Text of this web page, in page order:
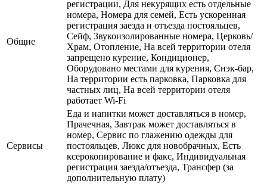
Общие
регистрации, Для некурящих есть отдельные
номера, Номера для семей, Есть ускоренная
регистрация заезда и отъезда постояльцев,
Сейф, Звукоизолированные номера, Церковь/
Храм, Отопление, На всей территории отеля
запрещено курение, Кондиционер,
Оборудовано местами для курения, Снэк-бар,
На территории есть парковка, Парковка для
частных лиц, На всей территории отеля
работает Wi-Fi
Сервисы
Еда и напитки может доставляться в номер,
Прачечная, Завтрак может доставляться в
номер, Сервис по глажению одежды для
постояльцев, Люкс для новобрачных, Есть
ксерокопирование и факс, Индивидуальная
регистрация заезда/отъезда, Трансфер (за
дополнительную плату)